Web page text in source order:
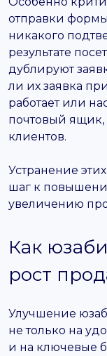
отправки формы
никакого
результате
дублируют
ли их заявка
работает или
почтовый ящик,
клиентов.
Устранение
шаг к
увеличению
Как
рост
Улучшение
не только на
и на ключевые